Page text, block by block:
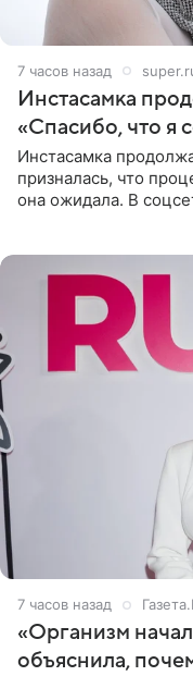
7 часов назад
Инстасамка
«Спасибо, что я
Инстасамка
призналась, что
она ожидала. В
7 часов назад
«Организм
объяснила,